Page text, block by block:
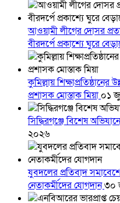
আওয়ামী লীগের দোসর
বীরদর্পে প্রকাশ্যে ঘুরে
কুমিল্লায়
প্রশাসক মোস্তাক মিয়া ০১
সিদ্ধিরগঞ্জে বিশেষ
২০২৬
যুবদলের প্রতিবাদ
নেতাকর্মীদের যোগদান৩০